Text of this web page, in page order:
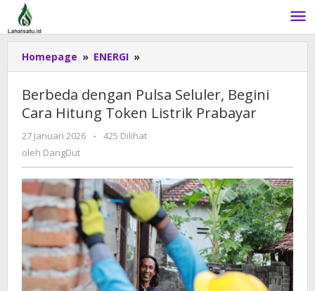
Lewati
konten
Homepage » ENERGI »
dengan
Pulsa
Seluler,
Begini
Cara
Prabayar
Berbeda dengan Pulsa Seluler, Begini
Cara Hitung Token Listrik Prabayar
27 Januari 2026
oleh
-
425 Dilihat
oleh DangDut